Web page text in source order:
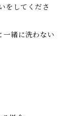
をしてくださ
一緒に洗わない